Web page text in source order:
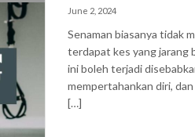
June 2, 2024
Senaman biasanya tidak
terdapat kes yang jarang
ini boleh terjadi
mempertahankan diri,
[…]